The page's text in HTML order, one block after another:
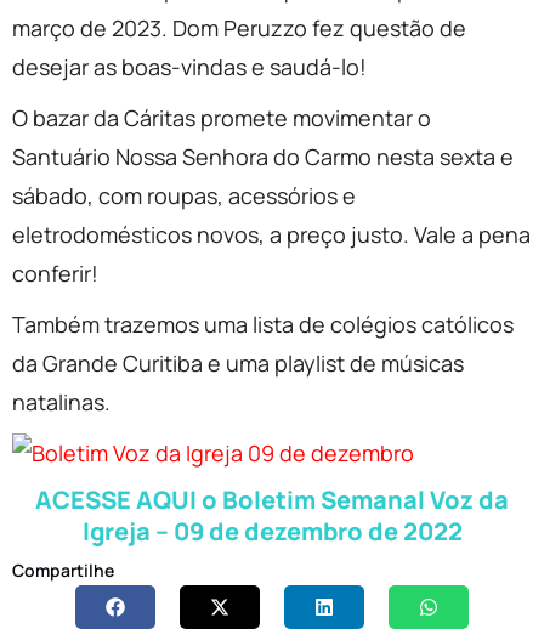
março de 2023. Dom Peruzzo fez questão de
desejar as boas-vindas e saudá-lo!
O bazar da Cáritas promete movimentar o
Santuário Nossa Senhora do Carmo nesta sexta e
sábado, com roupas, acessórios e
eletrodomésticos novos, a preço justo. Vale a pena
conferir!
Também trazemos uma lista de colégios católicos
da Grande Curitiba e uma playlist de músicas
natalinas.
ACESSE AQUI o Boletim Semanal Voz da
Igreja – 09 de dezembro de 2022
Compartilhe